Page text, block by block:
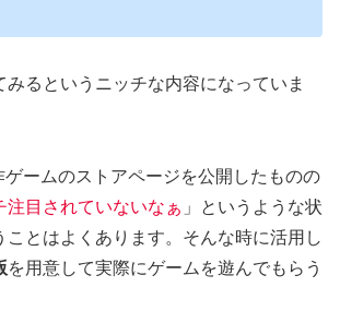
みるというニッチな内容になっていま
ゲームのストアページを公開したものの
注目されていないなぁ 」というような状
ことはよくあります。そんな時に活用し
を用意して実際にゲームを遊んでもらう